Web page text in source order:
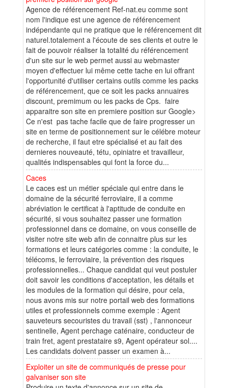
Agence de référencement Ref-nat.eu comme sont
nom l'indique est une agence de référencement
indépendante qui ne pratique que le référencement dit
naturel.totalement a l'écoute de ses clients et outre le
fait de pouvoir réaliser la totalité du référencement
d'un site sur le web permet aussi au webmaster
moyen d'effectuer lui même cette tache en lui offrant
l'opportunité d'utiliser certains outils comme les packs
de référencement, que ce soit les packs annuaires
discount, premimum ou les packs de Cps. faire
apparaitre son site en premiere position sur Google>
Ce n'est pas tache facile que de faire progresser un
site en terme de positionnement sur le célébre moteur
de recherche, il faut etre spécialisé et au fait des
dernieres nouveauté, tétu, opiniatre et travailleur,
qualités indispensables qui font la force du...
Caces
Le caces est un métier spéciale qui entre dans le
domaine de la sécurité ferroviaire, il a comme
abréviation le certificat à l'aptitude de conduite en
sécurité, si vous souhaitez passer une formation
professionnel dans ce domaine, on vous conseille de
visiter notre site web afin de connaitre plus sur les
formations et leurs catégories comme : la conduite, le
télécoms, le ferroviaire, la prévention des risques
professionnelles... Chaque candidat qui veut postuler
doit savoir les conditions d'acceptation, les détails et
les modules de la formation qui désire, pour cela,
nous avons mis sur notre portail web des formations
utiles et professionnels comme exemple : Agent
sauveteurs secouristes du travail (sst) , l'annonceur
sentinelle, Agent perchage caténaire, conducteur de
train fret, agent prestataire s9, Agent opérateur sol....
Les candidats doivent passer un examen à...
Exploiter un site de communiqués de presse pour
galvaniser son site